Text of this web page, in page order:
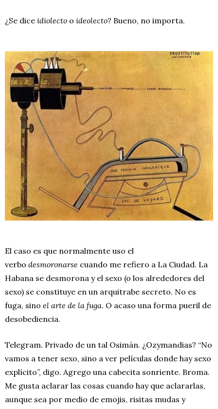
¿Se dice idiolecto o ideolecto? Bueno, no importa.
El caso es que normalmente uso el
verbo desmoronarse cuando me refiero a La Ciudad. La
Habana se desmorona y el sexo (o los alrededores del
sexo) se constituye en un arquitrabe secreto. No es
fuga, sino el arte de la fuga. O acaso una forma pueril de
desobediencia.
Telegram. Privado de un tal Osimán. ¿Ozymandias? “No
vamos a tener sexo, sino a ver películas donde hay sexo
explícito”, digo. Agrego una cabecita sonriente. Broma.
Me gusta aclarar las cosas cuando hay que aclararlas,
aunque sea por medio de emojis, risitas mudas y